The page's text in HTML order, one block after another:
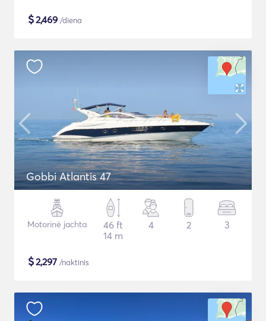
$2,469 /diena
Gobbi Atlantis 47
Motorinė jachta
46 ft
14 m
4 2 3
$2,297 /naktinis